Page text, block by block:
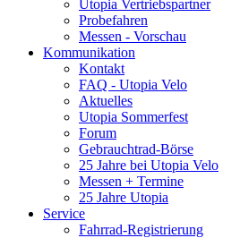
Utopia Vertriebspartner
Probefahren
Messen - Vorschau
Kommunikation
Kontakt
FAQ - Utopia Velo
Aktuelles
Utopia Sommerfest
Forum
Gebrauchtrad-Börse
25 Jahre bei Utopia Velo
Messen + Termine
25 Jahre Utopia
Service
Fahrrad-Registrierung